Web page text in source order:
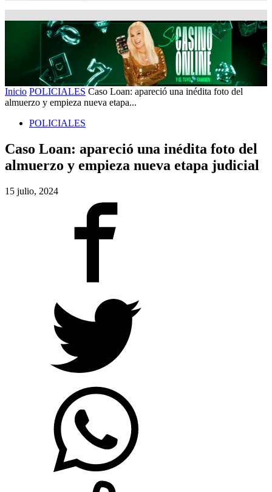
Inicio POLICIALES Caso Loan: apareció una inédita foto del
almuerzo y empieza nueva etapa...
POLICIALES
Caso Loan: apareció una inédita foto del
almuerzo y empieza nueva etapa judicial
15 julio, 2024